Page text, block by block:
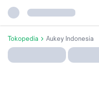
Tokopedia Aukey Indonesia